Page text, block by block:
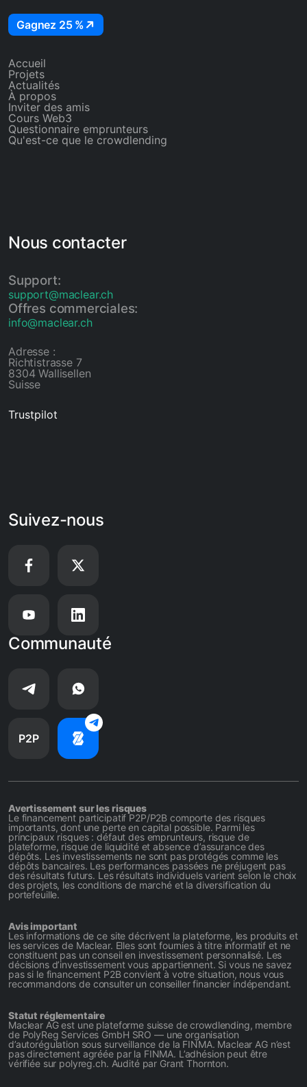
Gagnez 25 %
Accueil
Projets
Actualités
À propos
Inviter des amis
Cours Web3
Questionnaire emprunteurs
Qu'est-ce que le crowdlending
Nous contacter
Support:
support@maclear.ch
Offres commerciales:
info@maclear.ch
Adresse :
Richtistrasse 7
8304 Wallisellen
Suisse
Trustpilot
Suivez-nous
Communauté
P2P
Avertissement sur les risques
Le financement participatif P2P/P2B comporte des risques
importants, dont une perte en capital possible. Parmi les
principaux risques : défaut des emprunteurs, risque de
plateforme, risque de liquidité et absence d’assurance des
dépôts. Les investissements ne sont pas protégés comme les
dépôts bancaires. Les performances passées ne préjugent pas
des résultats futurs. Les résultats individuels varient selon le choix
des projets, les conditions de marché et la diversification du
portefeuille.
Avis important
Les informations de ce site décrivent la plateforme, les produits et
les services de Maclear. Elles sont fournies à titre informatif et ne
constituent pas un conseil en investissement personnalisé. Les
décisions d’investissement vous appartiennent. Si vous ne savez
pas si le financement P2B convient à votre situation, nous vous
recommandons de consulter un conseiller financier indépendant.
Statut réglementaire
Maclear AG est une plateforme suisse de crowdlending, membre
de PolyReg Services GmbH SRO — une organisation
d’autorégulation sous surveillance de la FINMA. Maclear AG n’est
pas directement agréée par la FINMA. L’adhésion peut être
vérifiée sur polyreg.ch. Audité par Grant Thornton.